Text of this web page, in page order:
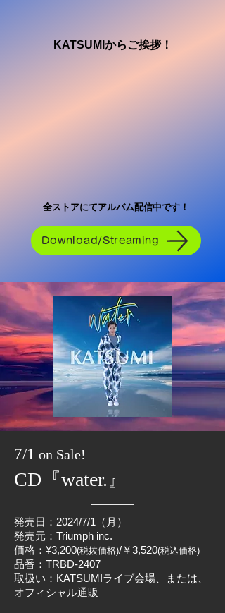
KATSUMIからご挨拶！
​全ストアにてアルバム配信中です！
Download/Streaming
7/1 on Sale!
CD『water.』
発売日：2024/7/1（月）
発売元：Triumph inc.
価格：¥3,200(税抜価格)/￥3,520(税込価格)
品番：TRBD-2407
取扱い：KATSUMIライブ会場、または、
オフィシャル通販